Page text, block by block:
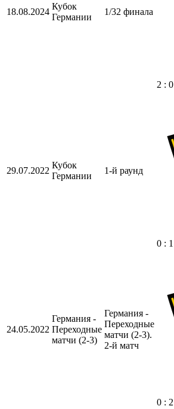
18.08.2024
Кубок
Германии
1/32 финала
2 : 0
29.07.2022
Кубок
Германии
1-й раунд
0 : 1
24.05.2022
Германия -
Переходные
матчи (2-3)
Германия -
Переходные
матчи (2-3).
2-й матч
0 : 2